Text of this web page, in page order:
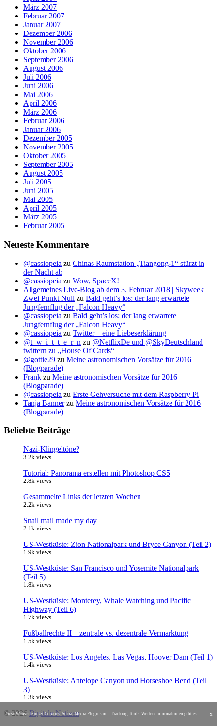
März 2007
Februar 2007
Januar 2007
Dezember 2006
November 2006
Oktober 2006
September 2006
August 2006
Juli 2006
Juni 2006
Mai 2006
April 2006
März 2006
Februar 2006
Januar 2006
Dezember 2005
November 2005
Oktober 2005
September 2005
August 2005
Juli 2005
Juni 2005
Mai 2005
April 2005
März 2005
Februar 2005
Neueste Kommentare
@cassiopeia zu Chinas Raumstation „Tiangong-1“ stürzt in
der Nacht ab
@cassiopeia zu Wow, SpaceX!
Allgemeines Live-Blog ab dem 3. Februar 2018 | Skyweek
Zwei Punkt Null zu Bald geht’s los: der lang erwartete
Jungfernflug der „Falcon Heavy“
@cassiopeia zu Bald geht’s los: der lang erwartete
Jungfernflug der „Falcon Heavy“
@cassiopeia zu Twitter – eine Liebeserklärung
@t_w_i_t_t_e_r_n zu @NetflixDe und @SkyDeutschland
twittern zu „House Of Cards“
@gottie29 zu Meine astronomischen Vorsätze für 2016
(Blogparade)
Frank zu Meine astronomischen Vorsätze für 2016
(Blogparade)
@cassiopeia zu Erste Gehversuche mit dem Raspberry Pi
Tanja Bannerzu Meine astronomischen Vorsätze für 2016
(Blogparade)
Beliebte Beiträge
Nazi-Klingeltöne?
3.2k views
Tutorial: Panorama erstellen mit Photoshop CS5
2.8k views
Gesammelte Links der letzten Wochen
2.2k views
Snail mail made my day
2.1k views
US-Westküste: Zion Nationalpark und Bryce Canyon (Teil 2)
1.9k views
US-Westküste: San Francisco und Yosemite Nationalpark
(Teil 5)
1.8k views
US-Westküste: Monterey, Whale Watching und Pacific
Highway (Teil 6)
1.7k views
Fußballrechte II – zentrale vs. dezentrale Vermarktung
1.5k views
US-Westküste: Los Angeles, Las Vegas, Hoover Dam (Teil 1)
1.4k views
US-Westküste: Antelope Canyon und Horseshoe Bend (Teil
3)
1.3k views
© 2026Digitale Notizen
Diese Webseite nutzt Cookies, Social Media Plugins und Tracking Tools. Weitere Informationen gibt es x